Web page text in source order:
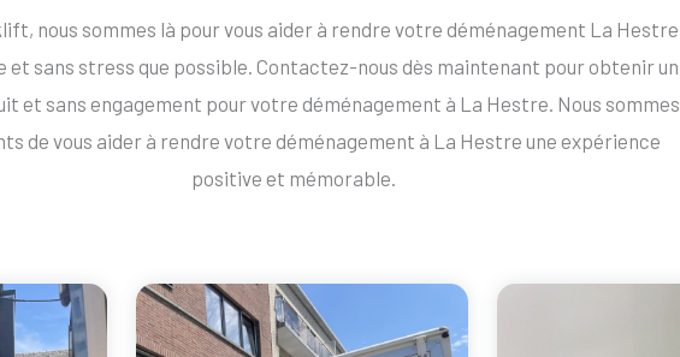
nous sommes là pour vous aider à rendre votre déménagement La Hestre
et sans stress que possible. Contactez-nous dès maintenant pour obtenir un
et sans engagement pour votre déménagement à La Hestre. Nous sommes
de vous aider à rendre votre déménagement à La Hestre une expérience
positive et mémorable.